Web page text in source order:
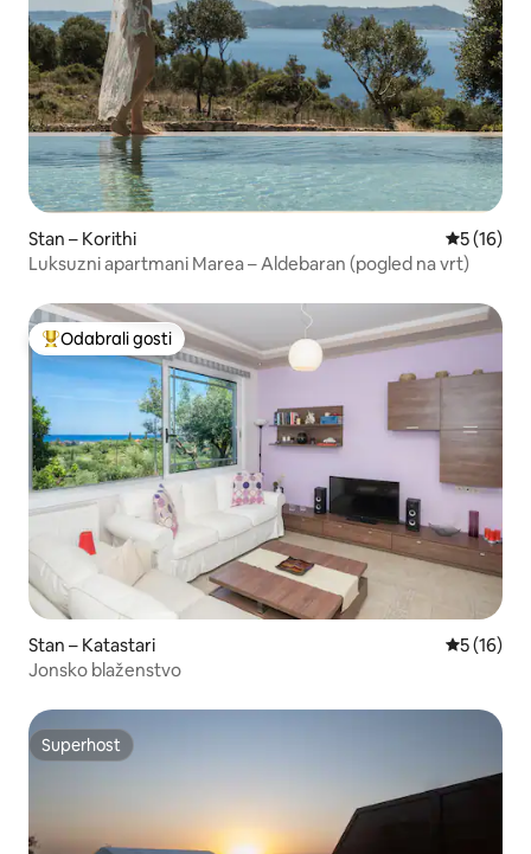
Stan – Korithi Prosječna
5 (16)
Luksuzni apartmani Marea – Aldebaran (pogled na vrt)
Među najviše rangiranima s oznakom „Odabrali gosti”
Odabrali gosti
Stan – Katastari Prosječna
5 (16)
Jonsko blaženstvo
Superhost
Superhost